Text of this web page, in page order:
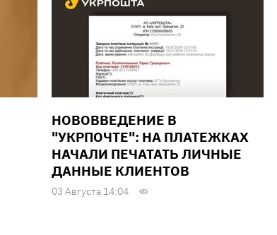
НОВОВВЕДЕНИЕ В
"УКРПОЧТЕ": НА ПЛАТЕЖКАХ
НАЧАЛИ ПЕЧАТАТЬ ЛИЧНЫЕ
ДАННЫЕ КЛИЕНТОВ
03 Августа 14:04